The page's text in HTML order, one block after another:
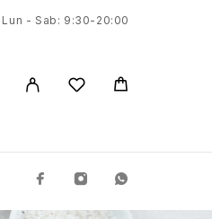
Lun - Sab: 9:30-20:00